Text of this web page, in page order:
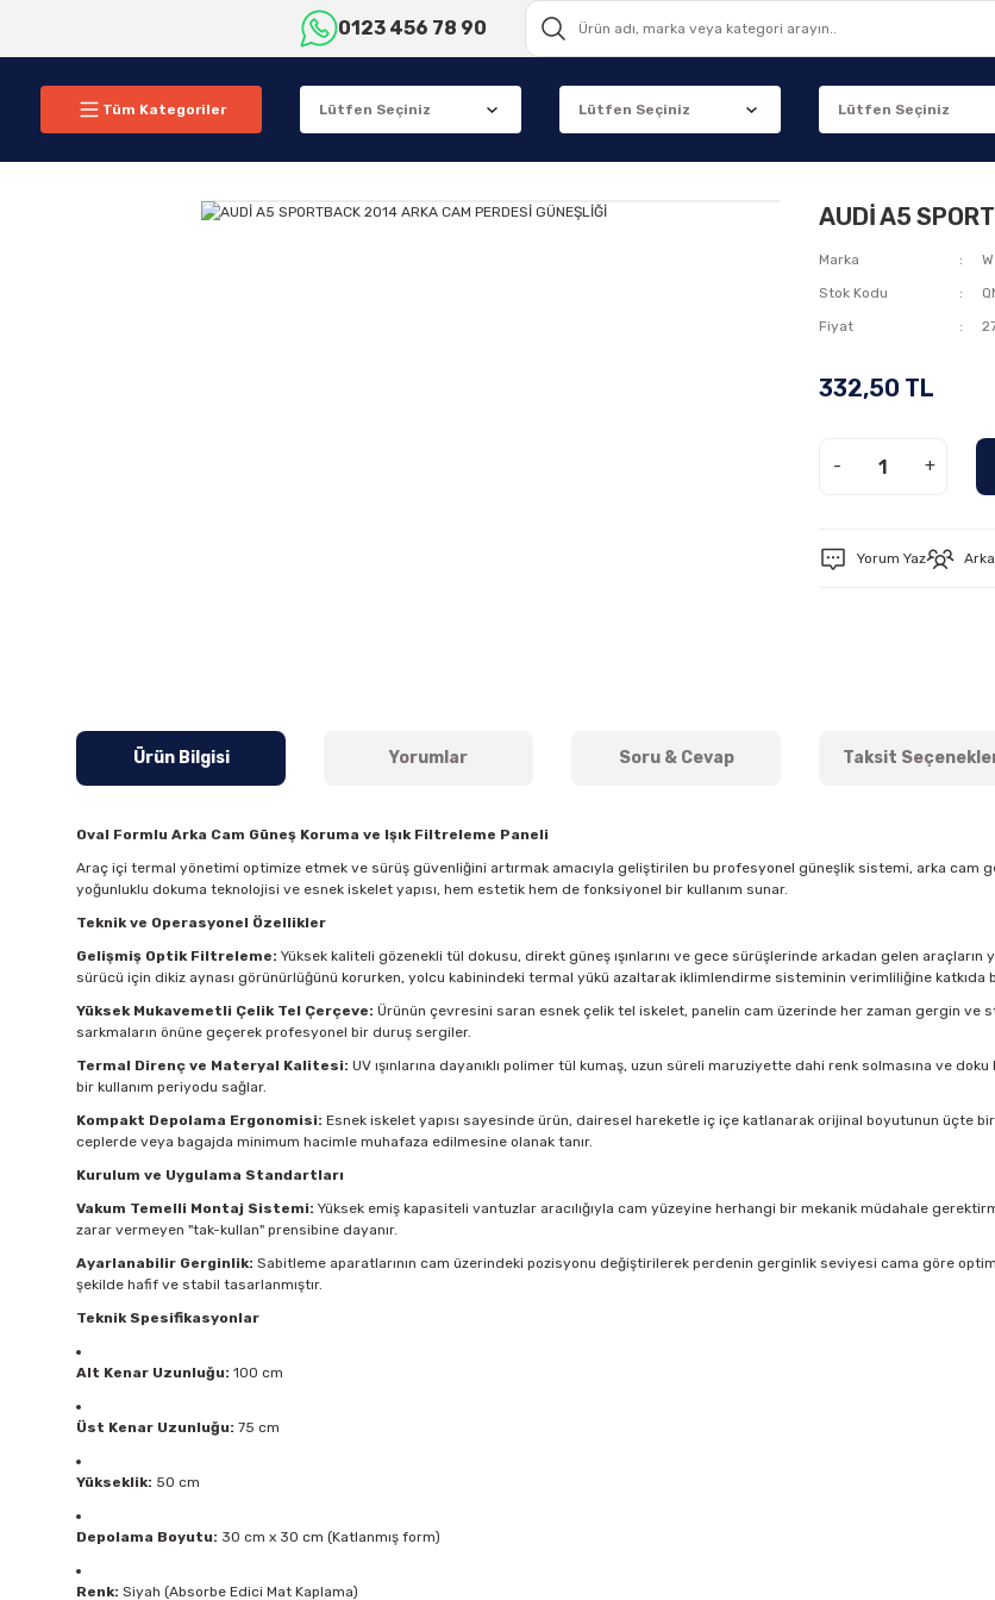
0123 456 78 90
Tüm Kategoriler
AUDİ A5
Marka
Stok Kodu
Fiyat
332,50 TL
- +
Yorum Yaz
Ürün Bilgisi Yorumlar Soru & Cevap Taksit
Oval Formlu Arka Cam Güneş Koruma ve Işık Filtreleme Paneli
Araç içi termal yönetimi optimize etmek ve sürüş güvenliğini artırmak amacıyla geliştirilen bu profesyonel güneşlik sistemi, arka cam
yoğunluklu dokuma teknolojisi ve esnek iskelet yapısı, hem estetik hem de fonksiyonel bir kullanım sunar.
Teknik ve Operasyonel Özellikler
Gelişmiş Optik Filtreleme: Yüksek kaliteli gözenekli tül dokusu, direkt güneş ışınlarını ve gece sürüşlerinde arkadan gelen
sürücü için dikiz aynası görünürlüğünü korurken, yolcu kabinindeki termal yükü azaltarak iklimlendirme sisteminin verimliliğine katkıda
Yüksek Mukavemetli Çelik Tel Çerçeve: Ürünün çevresini saran esnek çelik tel iskelet, panelin cam üzerinde her zaman gergin ve
sarkmaların önüne geçerek profesyonel bir duruş sergiler.
Termal Direnç ve Materyal Kalitesi: UV ışınlarına dayanıklı polimer tül kumaş, uzun süreli maruziyette dahi renk solmasına ve
bir kullanım periyodu sağlar.
Kompakt Depolama Ergonomisi: Esnek iskelet yapısı sayesinde ürün, dairesel hareketle iç içe katlanarak orijinal boyutunun üçte
ceplerde veya bagajda minimum hacimle muhafaza edilmesine olanak tanır.
Kurulum ve Uygulama Standartları
Vakum Temelli Montaj Sistemi: Yüksek emiş kapasiteli vantuzlar aracılığıyla cam yüzeyine herhangi bir mekanik müdahale
zarar vermeyen "tak-kullan" prensibine dayanır.
Ayarlanabilir Gerginlik: Sabitleme aparatlarının cam üzerindeki pozisyonu değiştirilerek perdenin gerginlik seviyesi cama göre
şekilde hafif ve stabil tasarlanmıştır.
Teknik Spesifikasyonlar
Alt Kenar Uzunluğu: 100 cm
Üst Kenar Uzunluğu: 75 cm
Yükseklik: 50 cm
Depolama Boyutu: 30 cm x 30 cm (Katlanmış form)
Renk: Siyah (Absorbe Edici Mat Kaplama)